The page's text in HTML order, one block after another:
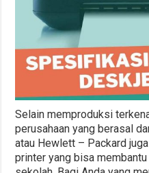
Selain memproduksi
perusahaan yang berasal
atau Hewlett – Packard
printer yang bisa